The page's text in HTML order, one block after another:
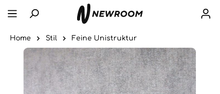
Home Stil Feine Unistruktur